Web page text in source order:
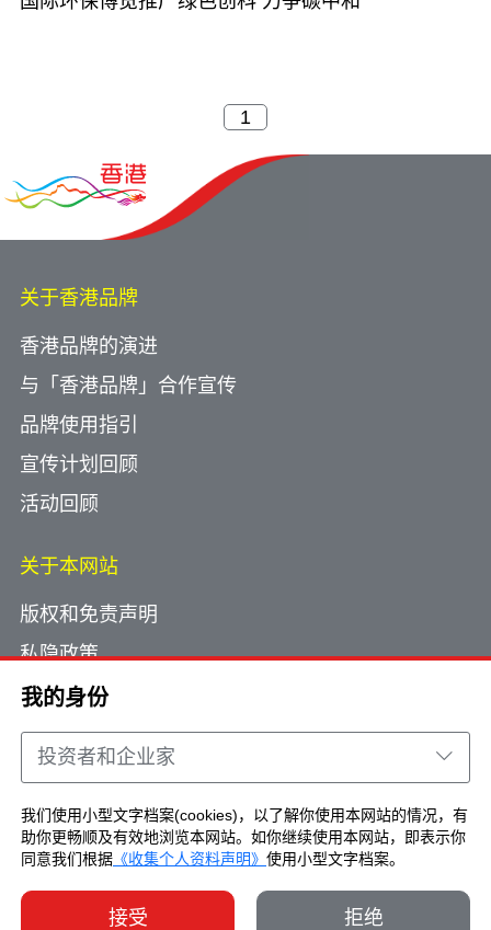
我的身份
投资者和企业家
我们使用小型文字档案(cookies)，以了解你使用本网站的情况，有
助你更畅顺及有效地浏览本网站。如你继续使用本网站，即表示你
同意我们根据 《收集个人资料声明》 使用小型文字档案。
接受 拒绝
关于香港品牌
香港品牌的演进
与「香港品牌」合作宣传
品牌使用指引
宣传计划回顾
活动回顾
关于本网站
版权和免责声明
私隐政策
使用小型文字档案
网页指南
联络我们
Copyright © Brand Hong Kong. All Rights
Reserved.